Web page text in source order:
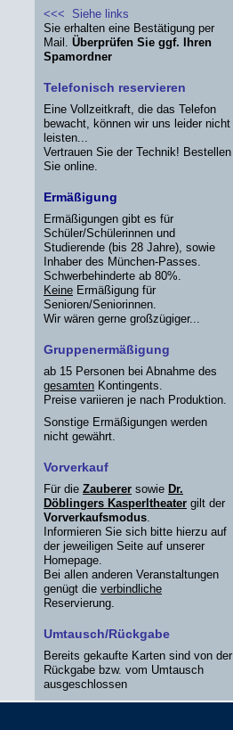
<<< Siehe links
Sie erhalten eine Bestätigung per
Mail. Überprüfen Sie ggf. Ihren
Spamordner
Telefonisch reservieren
Eine Vollzeitkraft, die das Telefon
bewacht, können wir uns leider nicht
leisten...
Vertrauen Sie der Technik! Bestellen
Sie online.
Ermäßigung
Ermäßigungen gibt es für
Schüler/Schülerinnen und
Studierende (bis 28 Jahre), sowie
Inhaber des München-Passes.
Schwerbehinderte ab 80%.
Keine Ermäßigung für
Senioren/Seniorinnen.
Wir wären gerne großzügiger...
Gruppenermäßigung
ab 15 Personen bei Abnahme des
gesamten Kontingents.
Preise variieren je nach Produktion.
Sonstige Ermäßigungen werden
nicht gewährt.
Vorverkauf
Für die Zauberer sowie Dr.
Döblingers Kasperltheater gilt der
Vorverkaufsmodus.
Informieren Sie sich bitte hierzu auf
der jeweiligen Seite auf unserer
Homepage.
Bei allen anderen Veranstaltungen
genügt die verbindliche
Reservierung.
Umtausch/Rückgabe
Bereits gekaufte Karten sind von der
Rückgabe bzw. vom Umtausch
ausgeschlossen